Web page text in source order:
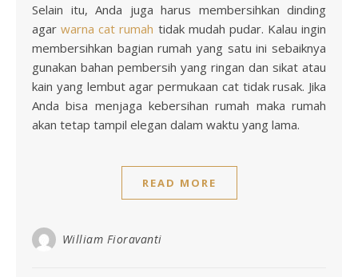
Selain itu, Anda juga harus membersihkan dinding
agarwarna cat rumah tidak mudah pudar. Kalau ingin
membersihkan bagian rumah yang satu ini sebaiknya
gunakan bahan pembersih yang ringan dan sikat atau
kain yang lembut agar permukaan cat tidak rusak. Jika
Anda bisa menjaga kebersihan rumah maka rumah
akan tetap tampil elegan dalam waktu yang lama.
READ MORE
William Fioravanti